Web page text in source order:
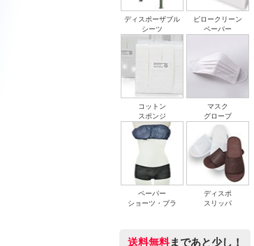
ディスポーザブル
シーツ
ピロークリーン
ペーパー
コットン
スポンジ
マスク
グローブ
ペーパー
ショーツ・ブラ
ディスポ
スリッパ
送料無料まであと少し！